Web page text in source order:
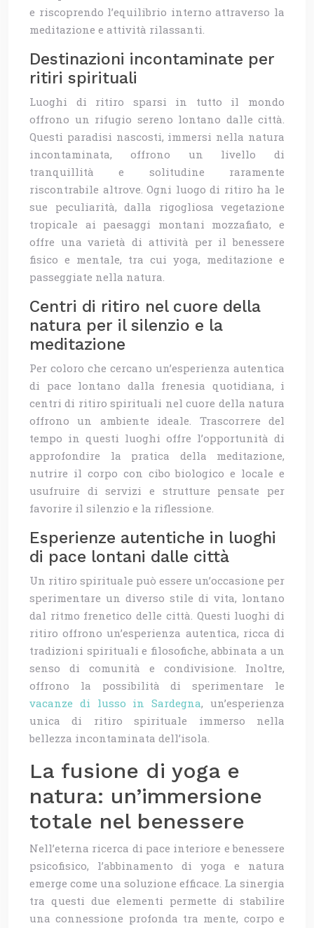
e riscoprendo l’equilibrio interno attraverso la
meditazione e attività rilassanti.
Destinazioni incontaminate per
ritiri spirituali
Luoghi di ritiro sparsi in tutto il mondo
offrono un rifugio sereno lontano dalle città.
Questi paradisi nascosti, immersi nella natura
incontaminata, offrono un livello di
tranquillità e solitudine raramente
riscontrabile altrove. Ogni luogo di ritiro ha le
sue peculiarità, dalla rigogliosa vegetazione
tropicale ai paesaggi montani mozzafiato, e
offre una varietà di attività per il benessere
fisico e mentale, tra cui yoga, meditazione e
passeggiate nella natura.
Centri di ritiro nel cuore della
natura per il silenzio e la
meditazione
Per coloro che cercano un’esperienza autentica
di pace lontano dalla frenesia quotidiana, i
centri di ritiro spirituali nel cuore della natura
offrono un ambiente ideale. Trascorrere del
tempo in questi luoghi offre l’opportunità di
approfondire la pratica della meditazione,
nutrire il corpo con cibo biologico e locale e
usufruire di servizi e strutture pensate per
favorire il silenzio e la riflessione.
Esperienze autentiche in luoghi
di pace lontani dalle città
Un ritiro spirituale può essere un’occasione per
sperimentare un diverso stile di vita, lontano
dal ritmo frenetico delle città. Questi luoghi di
ritiro offrono un’esperienza autentica, ricca di
tradizioni spirituali e filosofiche, abbinata a un
senso di comunità e condivisione. Inoltre,
offrono la possibilità di sperimentare le
vacanze di lusso in Sardegna, un’esperienza
unica di ritiro spirituale immerso nella
bellezza incontaminata dell’isola.
La fusione di yoga e
natura: un’immersione
totale nel benessere
Nell’eterna ricerca di pace interiore e benessere
psicofisico, l’abbinamento di yoga e natura
emerge come una soluzione efficace. La sinergia
tra questi due elementi permette di stabilire
una connessione profonda tra mente, corpo e